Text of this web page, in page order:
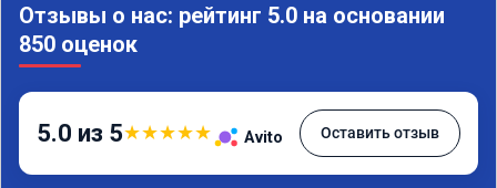
Отзывы о нас: рейтинг 5.0 на основании
850 оценок
5.0 из 5★★★★★ Avito Оставить отзыв